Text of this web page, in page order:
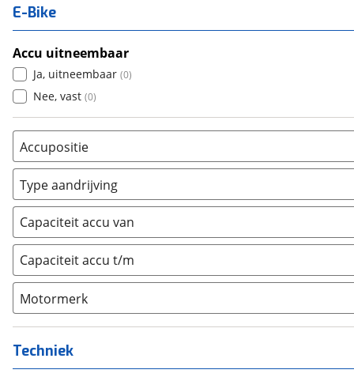
E-Bike
Accu uitneembaar
Ja, uitneembaar (0)
Nee, vast (0)
Accupositie
Bagagedrager (0)
Frame (0 )
Vloer (0
Achterbank (0)
Kofferbak (0)
Overig (0)
Type aandrijving
Achterwiel (0)
Trapas
Voorwiel
Capaciteit accu van
Capaciteit accu t/m
Motormerk
Bosch (0)
Yamaha
Stromer (0)
Techniek